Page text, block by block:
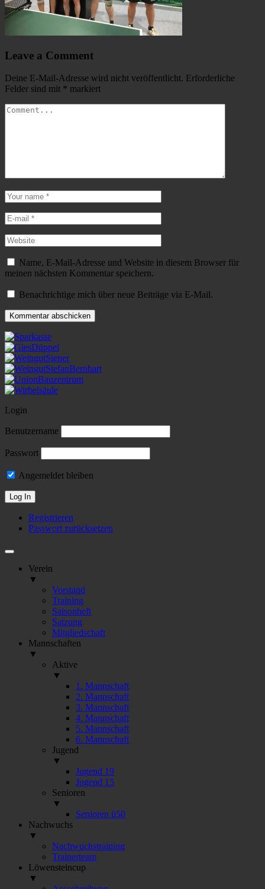
Leave a Comment
Deine E-Mail-Adresse wird nicht veröffentlicht. Erforderliche
Felder sind mit * markiert
Name, E-Mail-Adresse und Website in diesem Browser für
meinen nächsten Kommentar speichern.
Benachrichtige mich über neue Beiträge via E-Mail.
Login
Benutzername
Passwort
Angemeldet bleiben
Registrieren
Passwort zurücksetzen
Verein
▼
Vorstand
Training
Saisonheft
Satzung
Mitgliedschaft
Mannschaften
▼
Aktive
▼
1. Mannschaft
2. Mannschaft
3. Mannschaft
4. Mannschaft
5. Mannschaft
6. Mannschaft
Jugend
▼
Jugend 19
Jugend 15
Senioren
▼
Senioren ü50
Nachwuchs
▼
Nachwuchstraining
Trainerteam
Löwensteincup
▼